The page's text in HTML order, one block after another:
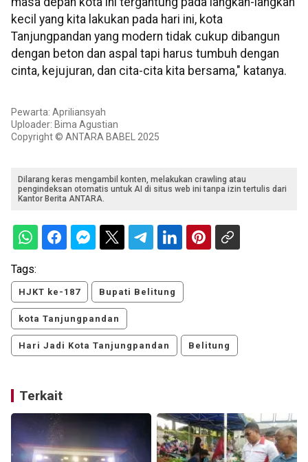
kecil yang kita lakukan pada hari ini, kota
Tanjungpandan yang modern tidak cukup dibangun
dengan beton dan aspal tapi harus tumbuh dengan
cinta, kejujuran, dan cita-cita kita bersama," katanya.
Pewarta: Apriliansyah
Uploader: Bima Agustian
Copyright © ANTARA BABEL 2025
Dilarang keras mengambil konten, melakukan crawling atau
pengindeksan otomatis untuk AI di situs web ini tanpa izin tertulis dari
Kantor Berita ANTARA.
Tags:
HJKT ke-187 Bupati Belitung
kota Tanjungpandan
Hari Jadi Kota Tanjungpandan Belitung
Terkait